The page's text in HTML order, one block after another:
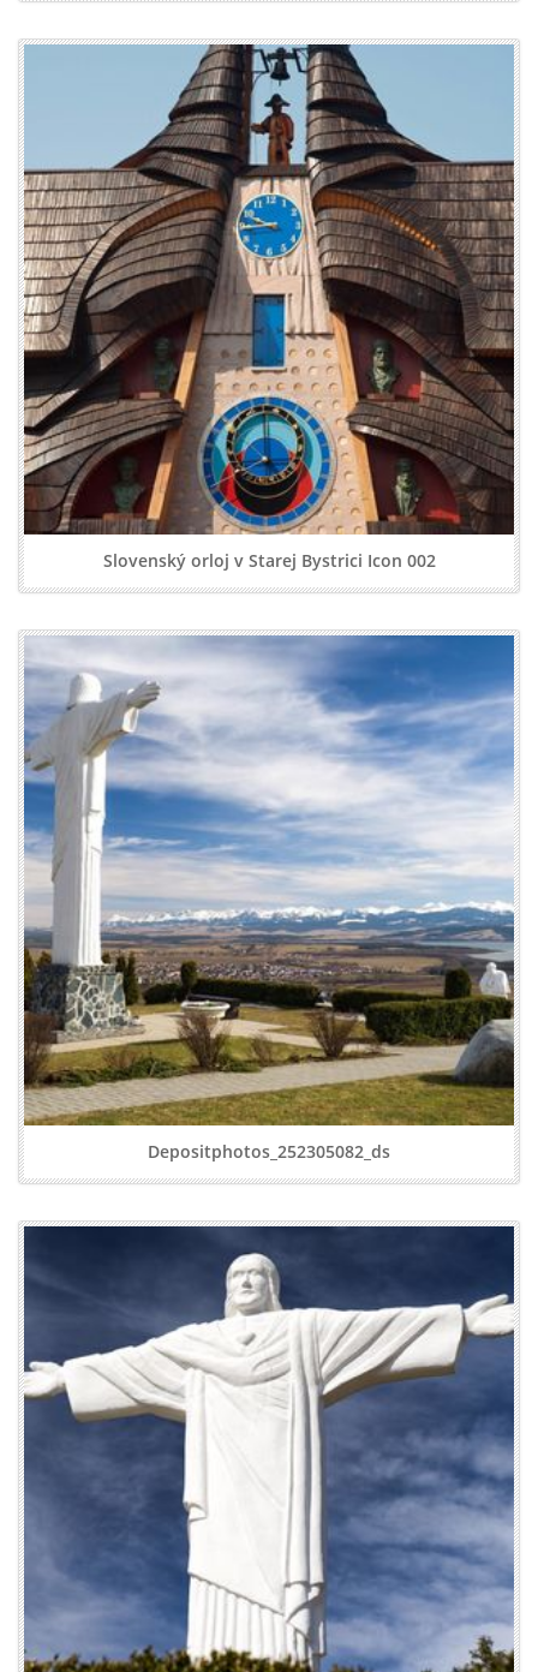
Slovenský orloj v Starej Bystrici Icon 002
Depositphotos_252305082_ds